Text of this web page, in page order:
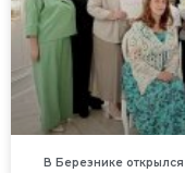
В Березнике